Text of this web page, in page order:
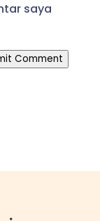
saya
Comment